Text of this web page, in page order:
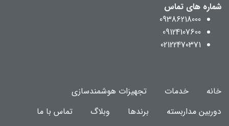
شماره های تماس
09386218000
09124107600
02122470371
خانه خدمات
تجهیزات هوشمندسازی
دوربین مداربسته
برندها وبلاگ
تماس با ما